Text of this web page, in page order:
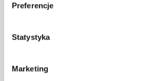
Preferencje
Statystyka
Marketing